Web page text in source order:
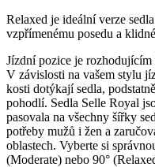
Relaxed je ideální verze
vzpřímenému posedu a
Jízdní pozice je
V závislosti na vašem stylu
kosti dotýkají sedla,
pohodlí. Sedla Selle Royal
pasovala na všechny šířky
potřeby mužů i žen a
oblastech. Vyberte si
(Moderate) nebo 90°